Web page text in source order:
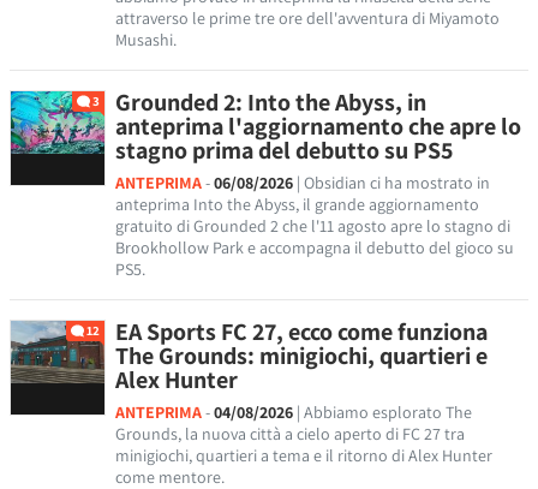
attraverso le prime tre ore dell'avventura di Miyamoto
Musashi.
3 Grounded 2: Into the Abyss, in
anteprima l'aggiornamento che apre lo
stagno prima del debutto su PS5
ANTEPRIMA-06/08/2026 | Obsidian ci ha mostrato in
anteprima Into the Abyss, il grande aggiornamento
gratuito di Grounded 2 che l'11 agosto apre lo stagno di
Brookhollow Park e accompagna il debutto del gioco su
PS5.
12 EA Sports FC 27, ecco come funziona
The Grounds: minigiochi, quartieri e
Alex Hunter
ANTEPRIMA-04/08/2026 | Abbiamo esplorato The
Grounds, la nuova città a cielo aperto di FC 27 tra
minigiochi, quartieri a tema e il ritorno di Alex Hunter
come mentore.